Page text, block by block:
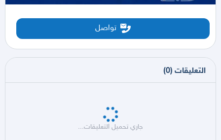
تواصل
التعليقات (
0
)
جاري تحميل التعليقات...